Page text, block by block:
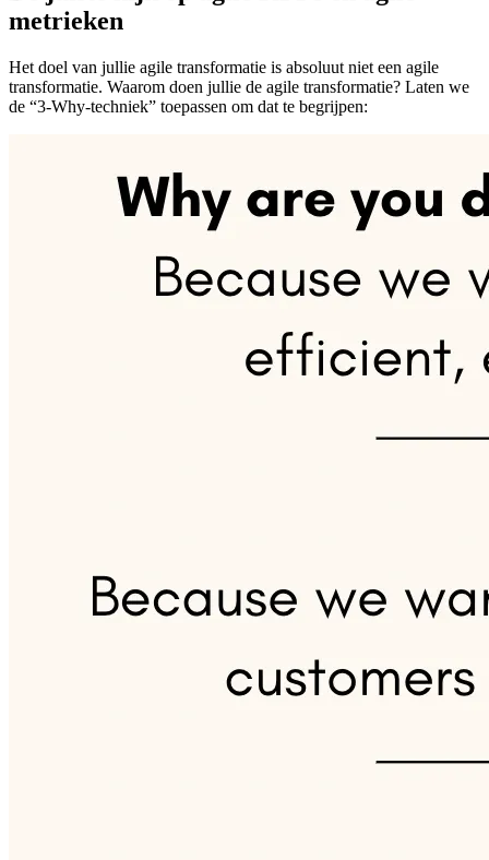
metrieken
Het doel van jullie agile transformatie is absoluut niet een agile
transformatie. Waarom doen jullie de agile transformatie? Laten we
de “3-Why-techniek” toepassen om dat te begrijpen: